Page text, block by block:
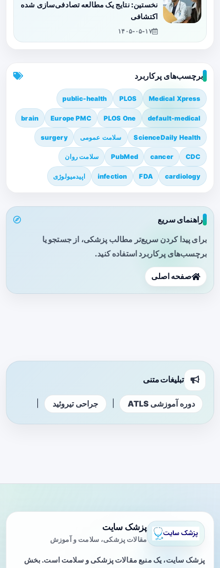
نخستین: نتایج یک مطالعه تصادفی‌سازی شده
اکتشافی
۱۴۰۵-۰۵-۱۷
برچسب‌های پرکاربرد
Medical Xpress
PLOS
public-health
default-medical
PLOS One
Europe PMC
brain
ScienceDaily Health سلامت عمومی surgery
CDC
cancer
PubMed سلامت روان
cardiology
FDA
infection اپیدمیولوژی
راهنمای سریع
برای پیدا کردن سریع‌تر مطالب پزشکی، از جستجو یا
برچسب‌های پرکاربرد استفاده کنید.
صفحه اصلی
تبلیغات متنی
دوره آموزشی ATLS جراحی تیروئید
پزشک سایت
مقالات پزشکی، سلامت و آموزش
پزشک سایت، یک منبع مقالات پزشکی و سلامت است. بخش